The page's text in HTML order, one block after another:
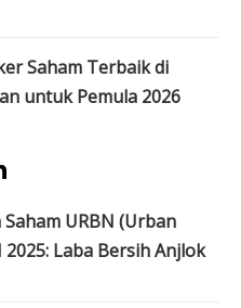
Saham Terbaik di
untuk Pemula 2026
URBN (Urban
Laba Bersih Anjlok